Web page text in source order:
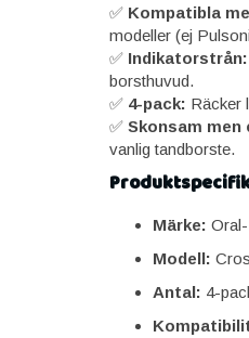
✅ Kompatibla
modeller (ej
✅ Indikatorstrån:
borsthuvud.
✅ 4-pack: Räcker
✅ Skonsam men
vanlig tandborste.
Märke:
Modell:
Antal: 4-